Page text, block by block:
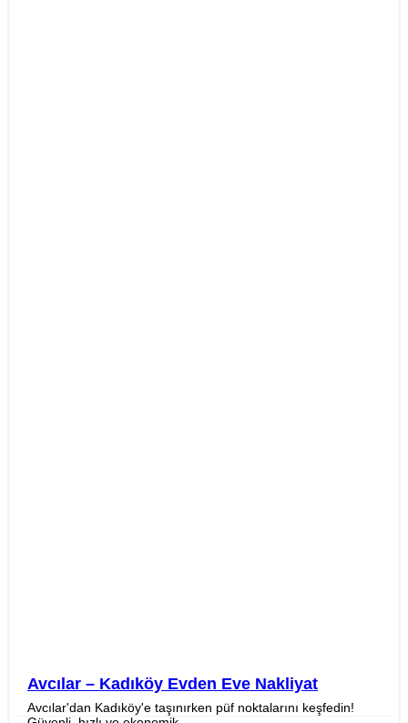
Avcılar – Kadıköy Evden Eve Nakliyat
Avcılar'dan Kadıköy'e taşınırken püf noktalarını keşfedin!